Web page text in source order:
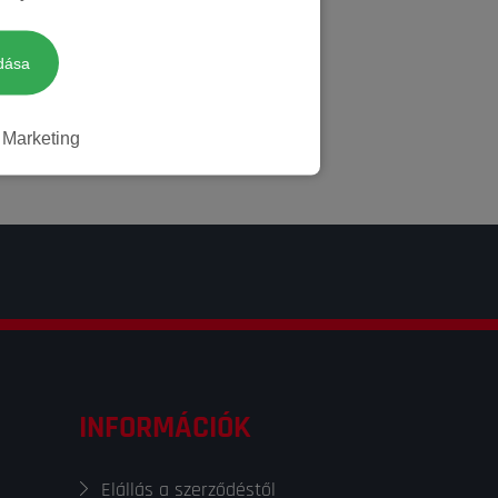
Marketing
INFORMÁCIÓK
Elállás a szerződéstől